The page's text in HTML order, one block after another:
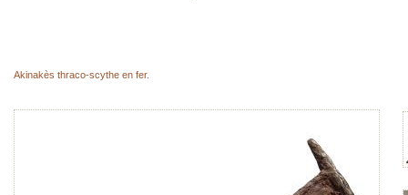
Akinakès thraco-scythe en fer.